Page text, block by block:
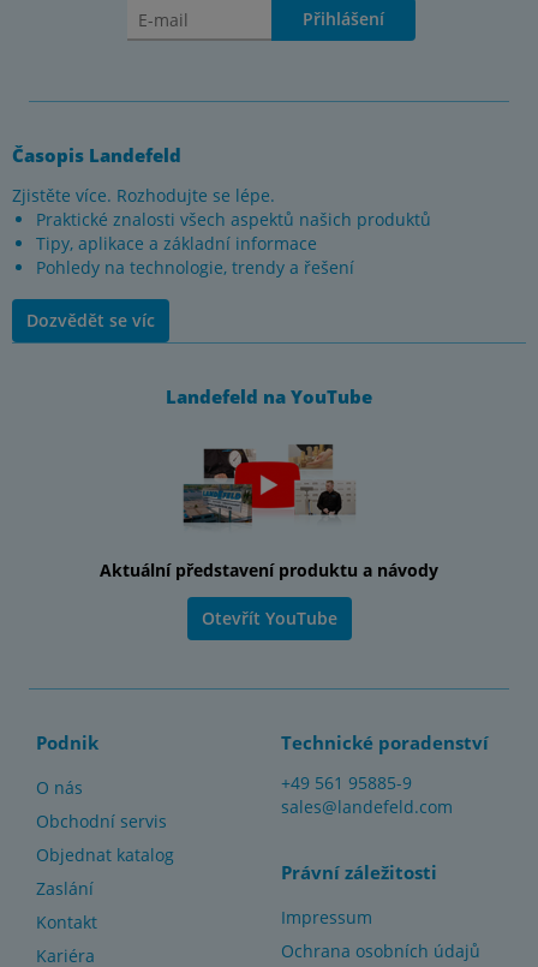
Přihlášení
Časopis Landefeld
Zjistěte více. Rozhodujte se lépe.
Praktické znalosti všech aspektů našich produktů
Tipy, aplikace a základní informace
Pohledy na technologie, trendy a řešení
Dozvědět se víc
Landefeld na YouTube
Aktuální představení produktu a návody
Otevřít YouTube
Podnik
O nás
Obchodní servis
Objednat katalog
Zaslání
Kontakt
Kariéra
Technické poradenství
+49 561 95885-9
sales@landefeld.com
Právní záležitosti
Impressum
Ochrana osobních údajů